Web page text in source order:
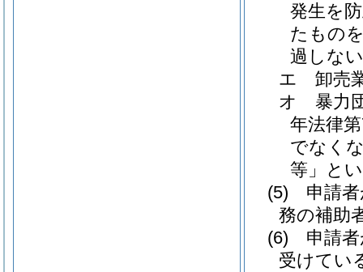
発生を
たもの
過しな
エ
卸売
オ
暴力
年法律
でなく
等」と
(5)
申請
務の補助
(6)
申請
受けてい